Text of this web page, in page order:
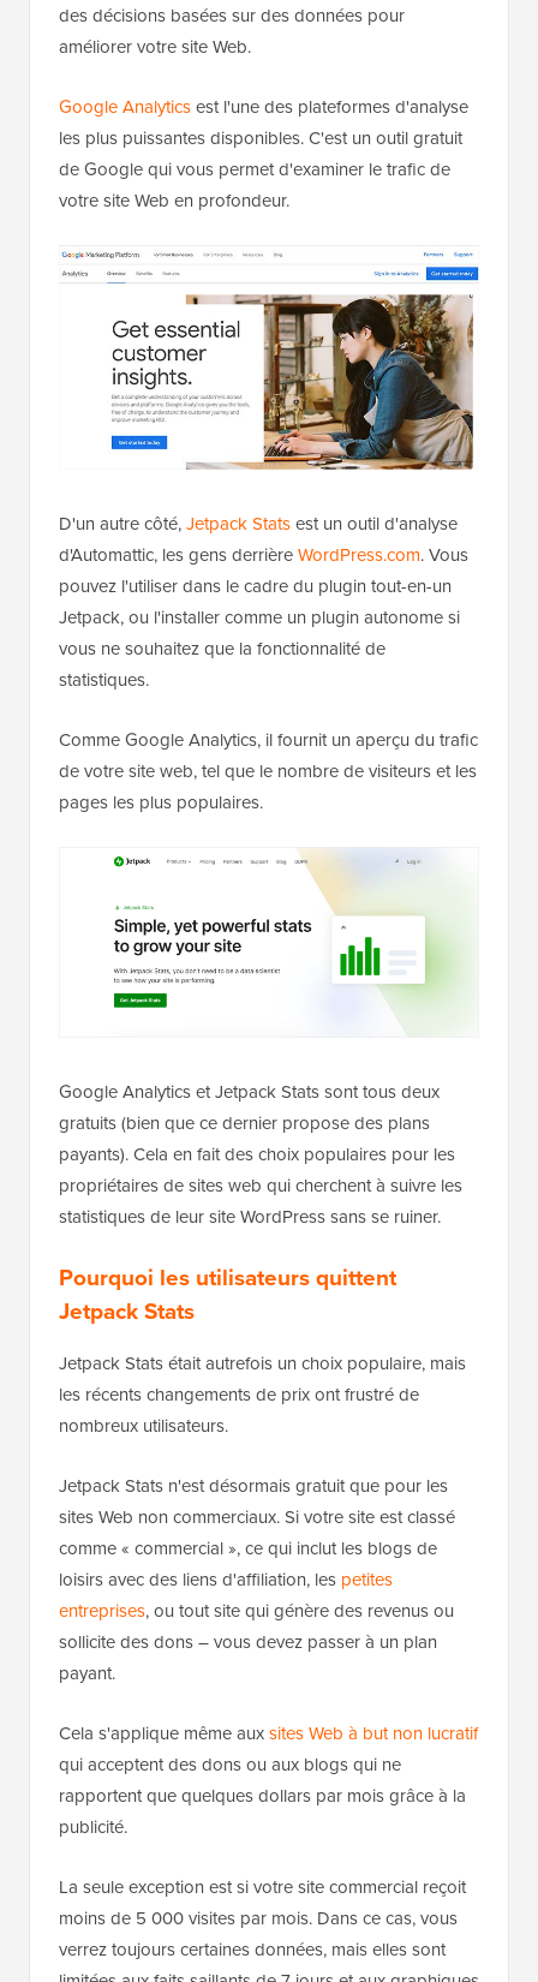
des décisions basées sur des données pour
améliorer votre site Web.
Google Analyticsest l'une des plateformes d'analyse
les plus puissantes disponibles. C'est un outil gratuit
de Google qui vous permet d'examiner le trafic de
votre site Web en profondeur.
D'un autre côté,Jetpack Statsest un outil d'analyse
d'Automattic, les gens derrièreWordPress.com. Vous
pouvez l'utiliser dans le cadre du plugin tout-en-un
Jetpack, ou l'installer comme un plugin autonome si
vous ne souhaitez que la fonctionnalité de
statistiques.
Comme Google Analytics, il fournit un aperçu du trafic
de votre site web, tel que le nombre de visiteurs et les
pages les plus populaires.
Google Analytics et Jetpack Stats sont tous deux
gratuits (bien que ce dernier propose des plans
payants). Cela en fait des choix populaires pour les
propriétaires de sites web qui cherchent à suivre les
statistiques de leur site WordPress sans se ruiner.
Pourquoi les utilisateurs quittent
Jetpack Stats
Jetpack Stats était autrefois un choix populaire, mais
les récents changements de prix ont frustré de
nombreux utilisateurs.
Jetpack Stats n'est désormais gratuit que pour les
sites Web non commerciaux. Si votre site est classé
comme « commercial », ce qui inclut les blogs de
loisirs avec des liens d'affiliation, les petites
entreprises, ou tout site qui génère des revenus ou
sollicite des dons – vous devez passer à un plan
payant.
Cela s'applique même auxsites Web à but non lucratif
qui acceptent des dons ou aux blogs qui ne
rapportent que quelques dollars par mois grâce à la
publicité.
La seule exception est si votre site commercial reçoit
moins de 5 000 visites par mois. Dans ce cas, vous
verrez toujours certaines données, mais elles sont